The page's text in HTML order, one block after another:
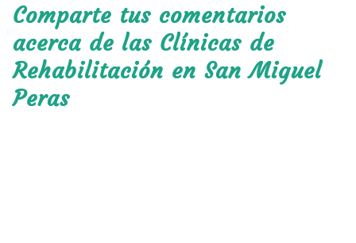
Comparte tus comentarios
acerca de las Clínicas de
Rehabilitación en San Miguel
Peras